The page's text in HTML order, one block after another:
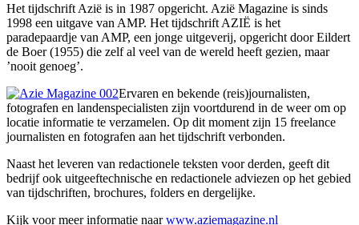
Het tijdschrift Azië is in 1987 opgericht. Azië Magazine is sinds
1998 een uitgave van AMP. Het tijdschrift AZIË is het
paradepaardje van AMP, een jonge uitgeverij, opgericht door Eildert
de Boer (1955) die zelf al veel van de wereld heeft gezien, maar
’nooit genoeg’.
Ervaren en bekende (reis)journalisten,
fotografen en landenspecialisten zijn voortdurend in de weer om op
locatie informatie te verzamelen. Op dit moment zijn 15 freelance
journalisten en fotografen aan het tijdschrift verbonden.
Naast het leveren van redactionele teksten voor derden, geeft dit
bedrijf ook uitgeeftechnische en redactionele adviezen op het gebied
van tijdschriften, brochures, folders en dergelijke.
Kijk voor meer informatie naarwww.aziemagazine.nl